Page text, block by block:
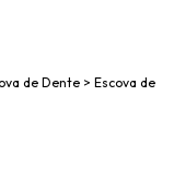
de Dente > Escova de